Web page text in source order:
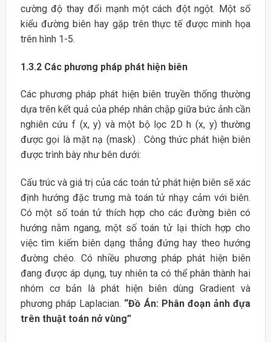
cường độ thay đổi mạnh một cách đột ngột. Một số
kiểu đường biên hay gặp trên thực tế được minh họa
trên hình 1-5.
1.3.2 Các phương pháp phát hiện biên
Các phương pháp phát hiện biên truyền thống thường
dựa trên kết quả của phép nhân chập giữa bức ảnh cần
nghiên cứu f (x, y) và một bộ lọc 2D h (x, y) thường
được gọi là mặt nạ (mask) . Công thức phát hiện biên
được trình bày như bên dưới:
Cấu trúc và giá trị của các toán tử phát hiện biên sẽ xác
định hướng đặc trưng mà toán tử nhạy cảm với biên.
Có một số toán tử thích hợp cho các đường biên có
hướng nằm ngang, một số toán tử lại thích hợp cho
việc tìm kiếm biên dạng thẳng đứng hay theo hướng
đường chéo. Có nhiều phương pháp phát hiện biên
đang được áp dụng, tuy nhiên ta có thể phân thành hai
nhóm cơ bản là phát hiện biên dùng Gradient và
phương pháp Laplacian. “Đồ Án: Phân đoạn ảnh đựa
trên thuật toán nở vùng”